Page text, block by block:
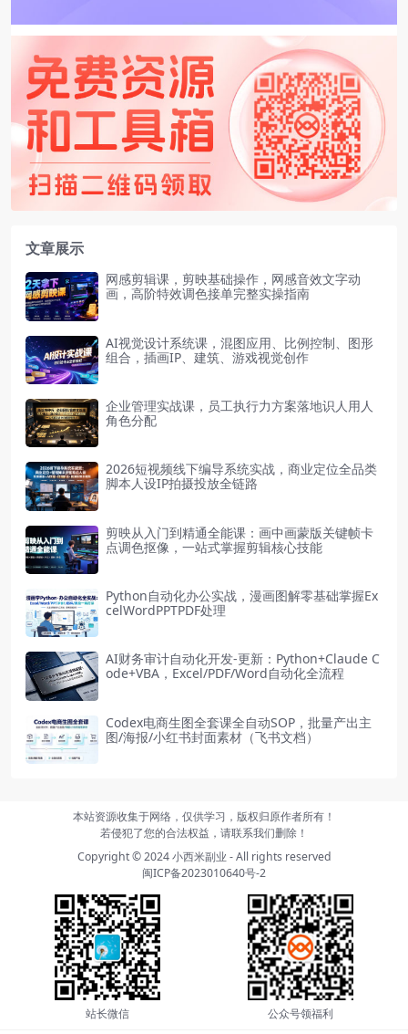
文章展示
网感剪辑课，剪映基础操作，网感音效文字动
画，高阶特效调色接单完整实操指南
AI视觉设计系统课，混图应用、比例控制、图形
组合，插画IP、建筑、游戏视觉创作
企业管理实战课，员工执行力方案落地识人用人
角色分配
2026短视频线下编导系统实战，商业定位全品类
脚本人设IP拍摄投放全链路
剪映从入门到精通全能课：画中画蒙版关键帧卡
点调色抠像，一站式掌握剪辑核心技能
Python自动化办公实战，漫画图解零基础掌握Ex
celWordPPTPDF处理
AI财务审计自动化开发-更新：Python+Claude C
ode+VBA，Excel/PDF/Word自动化全流程
Codex电商生图全套课全自动SOP，批量产出主
图/海报/小红书封面素材（飞书文档）
本站资源收集于网络，仅供学习，版权归原作者所有！
若侵犯了您的合法权益，请联系我们删除！
Copyright © 2024小西米副业 - All rights reserved
闽ICP备2023010640号-2
站长微信 公众号领福利